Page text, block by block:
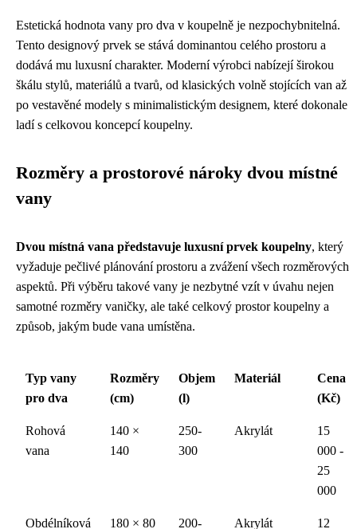
Estetická hodnota vany pro dva v koupelně je nezpochybnitelná.
Tento designový prvek se stává dominantou celého prostoru a
dodává mu luxusní charakter. Moderní výrobci nabízejí širokou
škálu stylů, materiálů a tvarů, od klasických volně stojících van až
po vestavěné modely s minimalistickým designem, které dokonale
ladí s celkovou koncepcí koupelny.
Rozměry a prostorové nároky dvou místné
vany
Dvou místná vana představuje luxusní prvek koupelny, který
vyžaduje pečlivé plánování prostoru a zvážení všech rozměrových
aspektů. Při výběru takové vany je nezbytné vzít v úvahu nejen
samotné rozměry vaničky, ale také celkový prostor koupelny a
způsob, jakým bude vana umístěna.
Typ vany
pro dva
Rozměry
(cm)
Objem
(l)
Materiál
Cena
(Kč)
Rohová
vana
140 ×
140
250-
300
Akrylát
15
000 -
25
000
Obdélníková
180 × 80
200-
Akrylát
12